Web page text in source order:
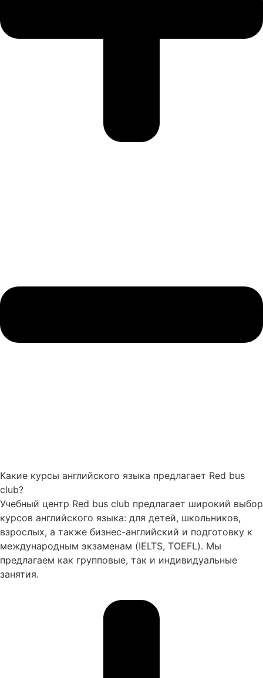
Какие курсы английского языка предлагает Red bus
club?
Учебный центр Red bus club предлагает широкий выбор
курсов английского языка: для детей, школьников,
взрослых, а также бизнес-английский и подготовку к
международным экзаменам (IELTS, TOEFL). Мы
предлагаем как групповые, так и индивидуальные
занятия.